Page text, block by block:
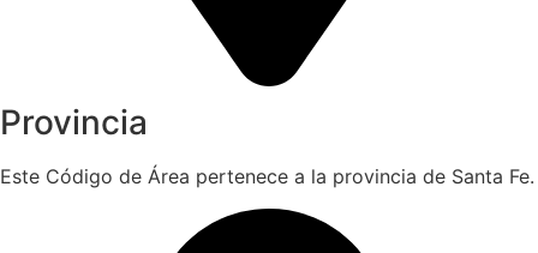
Provincia
Este Código de Área pertenece a la provincia de Santa Fe.